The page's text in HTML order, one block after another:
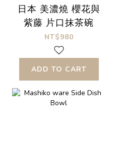
日本 美濃燒 櫻花與
紫藤 片口抹茶碗
NT$980
ADD TO CART